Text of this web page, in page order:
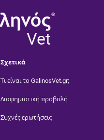
®
Vet
Σχετικά
Τι είναι το GalinosVet.gr;
Διαφημιστική προβολή
Συχνές ερωτήσεις